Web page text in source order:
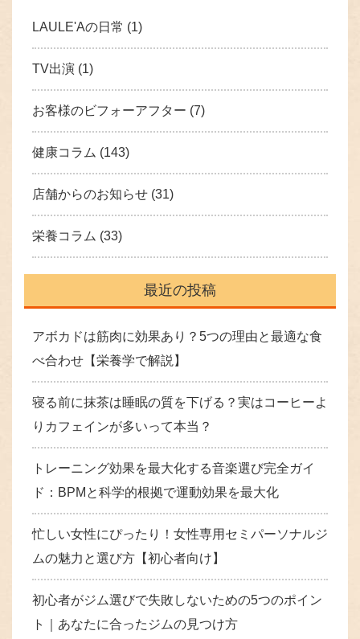
LAULE'Aの日常 (1)
TV出演 (1)
お客様のビフォーアフター (7)
健康コラム (143)
店舗からのお知らせ (31)
栄養コラム (33)
最近の投稿
アボカドは筋肉に効果あり？5つの理由と最適な食
べ合わせ【栄養学で解説】
寝る前に抹茶は睡眠の質を下げる？実はコーヒーよ
りカフェインが多いって本当？
トレーニング効果を最大化する音楽選び完全ガイ
ド：BPMと科学的根拠で運動効果を最大化
忙しい女性にぴったり！女性専用セミパーソナルジ
ムの魅力と選び方【初心者向け】
初心者がジム選びで失敗しないための5つのポイン
ト｜あなたに合ったジムの見つけ方